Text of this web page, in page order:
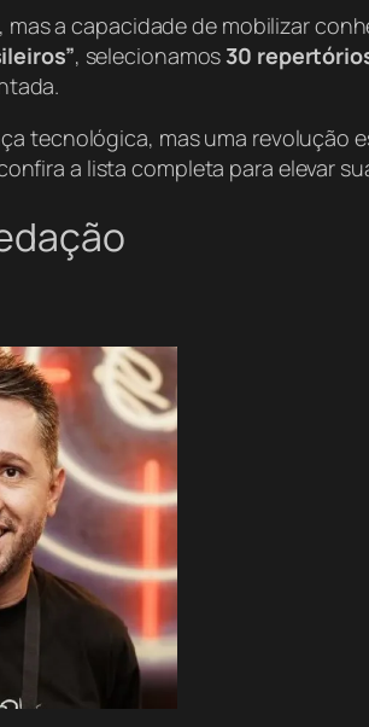
a capacidade de mobilizar
, selecionamos 30
tecnológica, mas uma revolução
a lista completa para elevar